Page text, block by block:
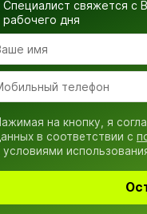
Специалист свяжется с
рабочего дня
на кнопку, я
в соответствии с
условиями